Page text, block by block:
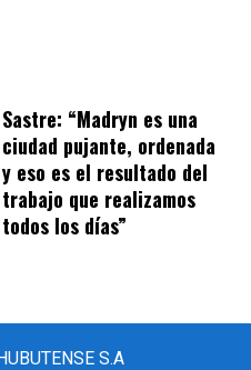
Sastre: “Madryn es una
ciudad pujante, ordenada
y eso es el resultado del
trabajo que realizamos
todos los días”
S.A